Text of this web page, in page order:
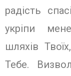
радість
укріпи
шляхів
Тебе.